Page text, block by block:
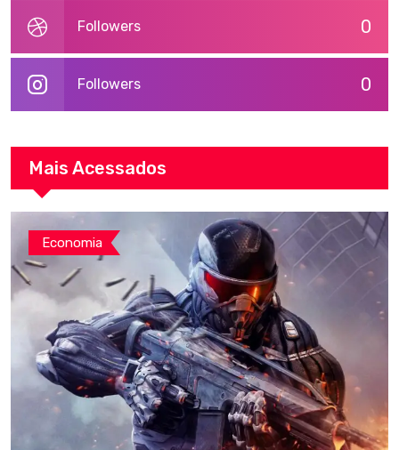
0
Followers
0
Followers
Mais Acessados
Economia